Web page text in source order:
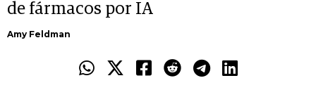
de fármacos por IA
Amy Feldman